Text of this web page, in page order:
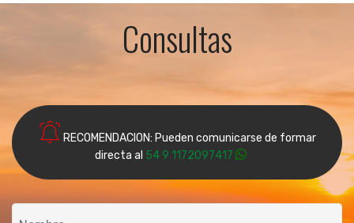
Consultas
RECOMENDACION: Pueden comunicarse de formar
directa al 54 9 1172097417